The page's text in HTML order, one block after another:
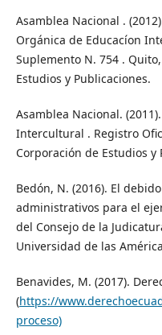
Asamblea Nacional .
Orgánica de Educacíon
Suplemento N. 754 .
Estudios y Publicaciones.
Asamblea Nacional.
Intercultural . Registro
Corporación de Estudios y
Bedón, N. (2016). El
administrativos para el
del Consejo de la
Universidad de las
Benavides, M. (2017).
(https://
proceso)